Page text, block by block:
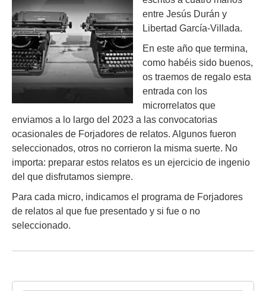
entre Jesús Durán y
Libertad García-Villada.
En este año que termina,
como habéis sido buenos,
os traemos de regalo esta
entrada con los
microrrelatos que
enviamos a lo largo del 2023 a las convocatorias
ocasionales de Forjadores de relatos. Algunos fueron
seleccionados, otros no corrieron la misma suerte. No
importa: preparar estos relatos es un ejercicio de ingenio
del que disfrutamos siempre.
Para cada micro, indicamos el programa de Forjadores
de relatos al que fue presentado y si fue o no
seleccionado.